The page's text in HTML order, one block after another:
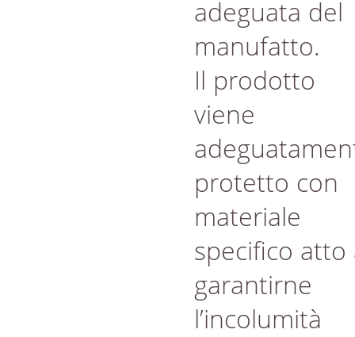
adeguata del
manufatto.
Il prodotto
viene
protetto con
materiale
specifico atto
garantirne
l’incolumità